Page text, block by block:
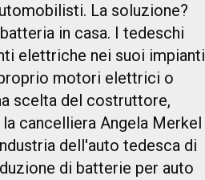
La soluzione?
in casa. I tedeschi
elettriche nei suoi impianti
motori elettrici o
scelta del costruttore,
cancelliera Angela Merkel
dell'auto tedesca di
di batterie per auto